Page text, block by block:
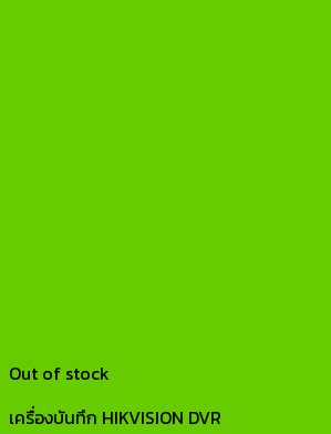
Out of stock
เครื่องบันทึก HIKVISION DVR